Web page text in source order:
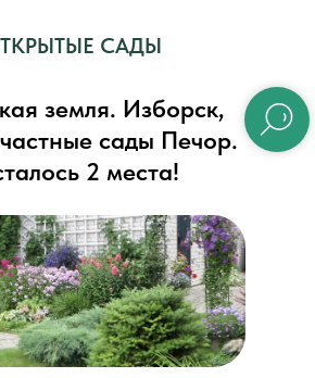
земля. Изборск,
сады Печор.
2 места!
САДЫ